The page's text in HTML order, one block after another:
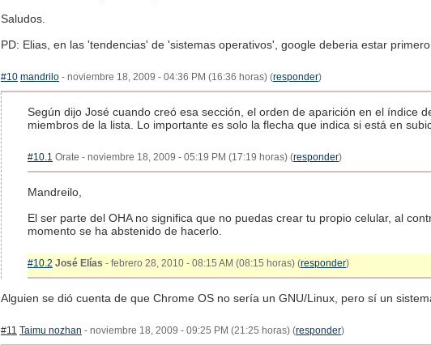
Saludos.
PD: Elias, en las 'tendencias' de 'sistemas operativos', google deberia estar
#10 mandrilo - noviembre 18, 2009 - 04:36 PM (16:36 horas) (responder)
Según dijo José cuando creó esa sección, el orden de aparición en el índice
miembros de la lista. Lo importante es solo la flecha que indica si está en
#10.1 Orate - noviembre 18, 2009 - 05:19 PM (17:19 horas) (responder)
Mandreilo,
El ser parte del OHA no significa que no puedas crear tu propio celular, al
momento se ha abstenido de hacerlo.
#10.2 José Elías - febrero 28, 2010 - 08:15 AM (08:15 horas) (responder)
Alguien se dió cuenta de que Chrome OS no sería un GNU/Linux, pero sí un
#11 Taimu nozhan - noviembre 18, 2009 - 09:25 PM (21:25 horas) (responder)